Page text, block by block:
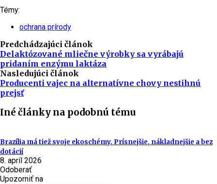
Témy:
ochrana prírody
Predchádzajúci článok
Delaktózované mliečne výrobky sa vyrábajú
pridaním enzýmu laktáza
Nasledujúci článok
Producenti vajec na alternatívne chovy nestihnú
prejsť
Iné články na podobnú tému
Brazília má tiež svoje ekoschémy. Prísnejšie, nákladnejšie a bez
dotácií
8. apríl 2026
Odoberať
Upozorniť na